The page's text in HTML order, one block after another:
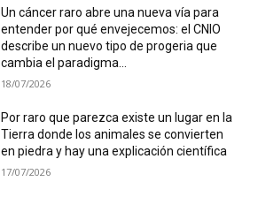
Un cáncer raro abre una nueva vía para
entender por qué envejecemos: el CNIO
describe un nuevo tipo de progeria que
cambia el paradigma...
18/07/2026
Por raro que parezca existe un lugar en la
Tierra donde los animales se convierten
en piedra y hay una explicación científica
17/07/2026